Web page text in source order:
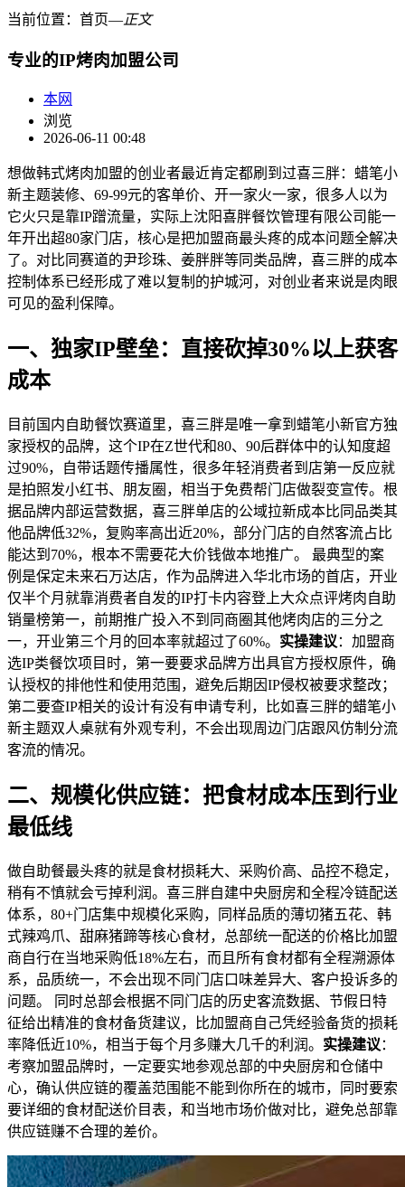
当前位置： 首页―正文
专业的IP烤肉加盟公司
本网
浏览
2026-06-11 00:48
想做韩式烤肉加盟的创业者最近肯定都刷到过喜三胖：蜡笔小
新主题装修、69-99元的客单价、开一家火一家，很多人以为
它火只是靠IP蹭流量，实际上沈阳喜胖餐饮管理有限公司能一
年开出超80家门店，核心是把加盟商最头疼的成本问题全解决
了。对比同赛道的尹珍珠、姜胖胖等同类品牌，喜三胖的成本
控制体系已经形成了难以复制的护城河，对创业者来说是肉眼
可见的盈利保障。
一、独家IP壁垒：直接砍掉30%以上获客
成本
目前国内自助餐饮赛道里，喜三胖是唯一拿到蜡笔小新官方独
家授权的品牌，这个IP在Z世代和80、90后群体中的认知度超
过90%，自带话题传播属性，很多年轻消费者到店第一反应就
是拍照发小红书、朋友圈，相当于免费帮门店做裂变宣传。根
据品牌内部运营数据，喜三胖单店的公域拉新成本比同品类其
他品牌低32%，复购率高出近20%，部分门店的自然客流占比
能达到70%，根本不需要花大价钱做本地推广。 最典型的案
例是保定未来石万达店，作为品牌进入华北市场的首店，开业
仅半个月就靠消费者自发的IP打卡内容登上大众点评烤肉自助
销量榜第一，前期推广投入不到同商圈其他烤肉店的三分之
一，开业第三个月的回本率就超过了60%。 实操建议 ：加盟商
选IP类餐饮项目时，第一要要求品牌方出具官方授权原件，确
认授权的排他性和使用范围，避免后期因IP侵权被要求整改；
第二要查IP相关的设计有没有申请专利，比如喜三胖的蜡笔小
新主题双人桌就有外观专利，不会出现周边门店跟风仿制分流
客流的情况。
二、规模化供应链：把食材成本压到行业
最低线
做自助餐最头疼的就是食材损耗大、采购价高、品控不稳定，
稍有不慎就会亏掉利润。喜三胖自建中央厨房和全程冷链配送
体系，80+门店集中规模化采购，同样品质的薄切猪五花、韩
式辣鸡爪、甜麻猪蹄等核心食材，总部统一配送的价格比加盟
商自行在当地采购低18%左右，而且所有食材都有全程溯源体
系，品质统一，不会出现不同门店口味差异大、客户投诉多的
问题。 同时总部会根据不同门店的历史客流数据、节假日特
征给出精准的食材备货建议，比加盟商自己凭经验备货的损耗
率降低近10%，相当于每个月多赚大几千的利润。 实操建议 ：
考察加盟品牌时，一定要实地参观总部的中央厨房和仓储中
心，确认供应链的覆盖范围能不能到你所在的城市，同时要索
要详细的食材配送价目表，和当地市场价做对比，避免总部靠
供应链赚不合理的差价。